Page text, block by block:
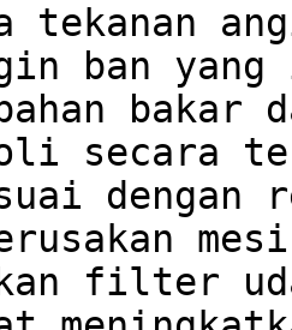
tekanan
ban
bakar
secara
dengan
filter